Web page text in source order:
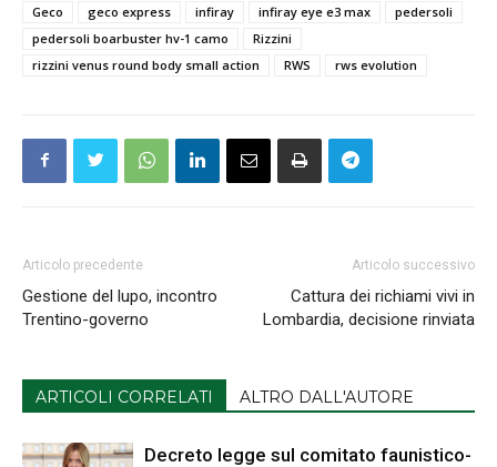
Geco
geco express infiray infiray eye e3 max
pedersoli
pedersoli boarbuster hv-1 camo
Rizzini
rizzini venus round body small action
RWS rws evolution
Articolo precedente
Gestione del lupo, incontro
Trentino-governo
Articolo successivo
Cattura dei richiami vivi in
Lombardia, decisione rinviata
ARTICOLI CORRELATI ALTRO DALL'AUTORE
Decreto legge sul comitato faunistico-